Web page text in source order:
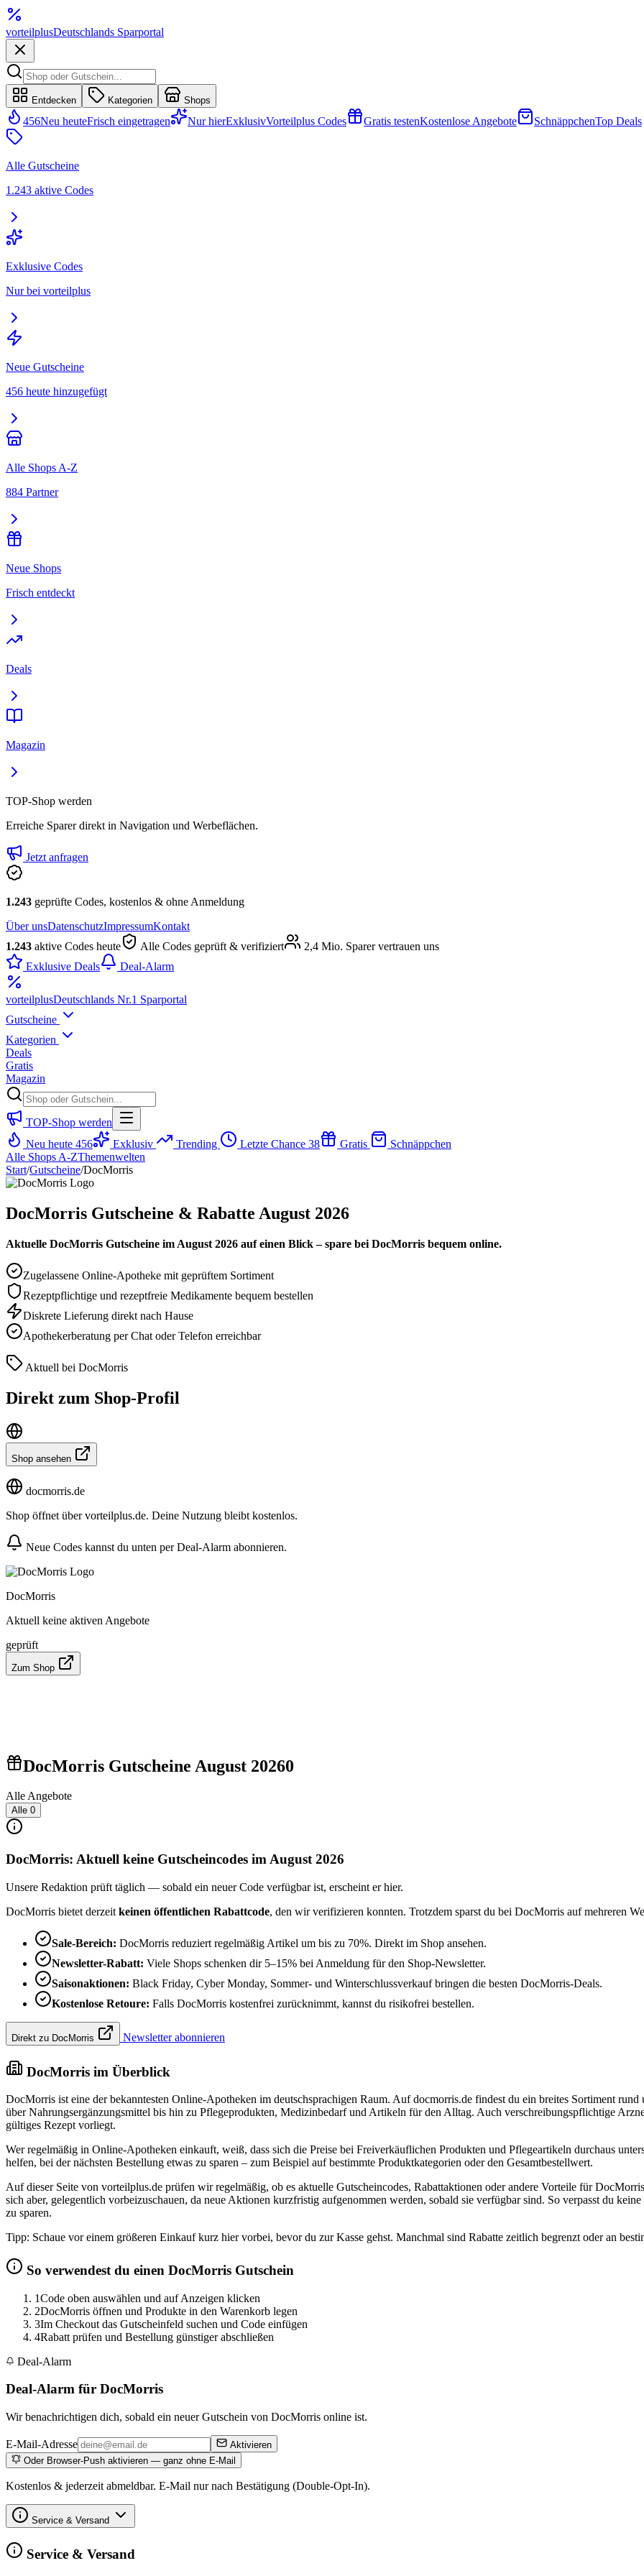
vorteilplusDeutschlands Sparportal
Entdecken Kategorien Shops
456Neu heuteFrisch eingetragen Nur hierExklusivVorteilplus Codes Gratis testenKostenlose Angebote SchnäppchenTop Deals
Alle Gutscheine
1.243 aktive Codes
Exklusive Codes
Nur bei vorteilplus
Neue Gutscheine
456 heute hinzugefügt
Alle Shops A-Z
884 Partner
Neue Shops
Frisch entdeckt
Deals
Magazin
TOP-Shop werden
Erreiche Sparer direkt in Navigation und Werbeflächen.
Jetzt anfragen
1.243 geprüfte Codes, kostenlos & ohne Anmeldung
Über unsDatenschutzImpressumKontakt
1.243 aktive Codes heute Alle Codes geprüft & verifiziert
2,4 Mio. Sparer vertrauen uns
Exklusive Deals
Deal-Alarm
vorteilplusDeutschlands Nr.1 Sparportal
Gutscheine
Kategorien
Deals
Gratis
Magazin
TOP-Shop werden
Neu heute 456 Exklusiv Trending Letzte Chance 38 Gratis
Schnäppchen
Alle Shops A-ZThemenwelten
Start/Gutscheine/DocMorris
DocMorris Gutscheine & Rabatte August 2026
Aktuelle DocMorris Gutscheine im August 2026 auf einen Blick – spare bei DocMorris bequem online.
Zugelassene Online-Apotheke mit geprüftem Sortiment
Rezeptpflichtige und rezeptfreie Medikamente bequem bestellen
Diskrete Lieferung direkt nach Hause
Apothekerberatung per Chat oder Telefon erreichbar
Aktuell bei DocMorris
Direkt zum Shop-Profil
Shop ansehen
docmorris.de
Shop öffnet über vorteilplus.de. Deine Nutzung bleibt kostenlos.
Neue Codes kannst du unten per Deal-Alarm abonnieren.
DocMorris
Aktuell keine aktiven Angebote
geprüft
Zum Shop
DocMorris Gutscheine August 20260
Alle Angebote
Alle 0
DocMorris: Aktuell keine Gutscheincodes im August 2026
Unsere Redaktion prüft täglich — sobald ein neuer Code verfügbar ist, erscheint er hier.
DocMorris bietet derzeit keinen öffentlichen Rabattcode, den wir verifizieren konnten. Trotzdem sparst du bei DocMorris auf mehreren
Sale-Bereich: DocMorris reduziert regelmäßig Artikel um bis zu 70%. Direkt im Shop ansehen.
Newsletter-Rabatt: Viele Shops schenken dir 5–15% bei Anmeldung für den Shop-Newsletter.
Saisonaktionen: Black Friday, Cyber Monday, Sommer- und Winterschlussverkauf bringen die besten DocMorris-Deals.
Kostenlose Retoure: Falls DocMorris kostenfrei zurücknimmt, kannst du risikofrei bestellen.
Direkt zu DocMorris Newsletter abonnieren
DocMorris im Überblick
DocMorris ist eine der bekanntesten Online-Apotheken im deutschsprachigen Raum. Auf docmorris.de findest du ein breites Sortiment
über Nahrungsergänzungsmittel bis hin zu Pflegeprodukten, Medizinbedarf und Artikeln für den Alltag. Auch verschreibungspflichtige
gültiges Rezept vorliegt.
Wer regelmäßig in Online-Apotheken einkauft, weiß, dass sich die Preise bei Freiverkäuflichen Produkten und Pflegeartikeln durchaus
helfen, bei der nächsten Bestellung etwas zu sparen – zum Beispiel auf bestimmte Produktkategorien oder den Gesamtbestellwert.
Auf dieser Seite von vorteilplus.de prüfen wir regelmäßig, ob es aktuelle Gutscheincodes, Rabattaktionen oder andere Vorteile für
sich aber, gelegentlich vorbeizuschauen, da neue Aktionen kurzfristig aufgenommen werden, sobald sie verfügbar sind. So verpasst du
zu sparen.
Tipp: Schaue vor einem größeren Einkauf kurz hier vorbei, bevor du zur Kasse gehst. Manchmal sind Rabatte zeitlich begrenzt oder an
So verwendest du einen DocMorris Gutschein
1Code oben auswählen und auf Anzeigen klicken
2DocMorris öffnen und Produkte in den Warenkorb legen
3Im Checkout das Gutscheinfeld suchen und Code einfügen
4Rabatt prüfen und Bestellung günstiger abschließen
Deal-Alarm
Deal-Alarm für DocMorris
Wir benachrichtigen dich, sobald ein neuer Gutschein von DocMorris online ist.
E-Mail-Adresse
Aktivieren
Oder Browser-Push aktivieren — ganz ohne E-Mail
Kostenlos & jederzeit abmeldbar. E-Mail nur nach Bestätigung (Double-Opt-In).
Service & Versand
Service & Versand